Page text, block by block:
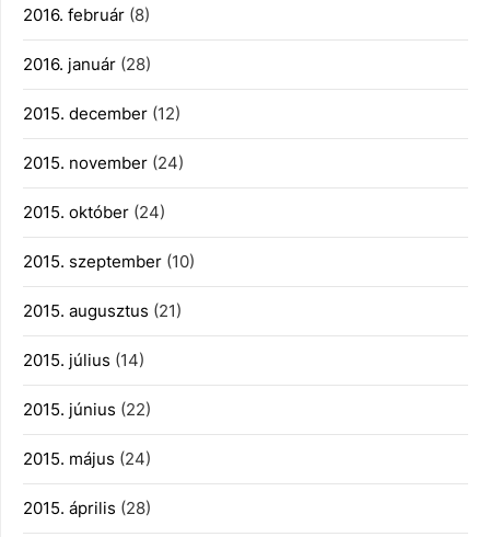
2016. február (8)
2016. január (28)
2015. december (12)
2015. november (24)
2015. október (24)
2015. szeptember (10)
2015. augusztus (21)
2015. július (14)
2015. június (22)
2015. május (24)
2015. április (28)